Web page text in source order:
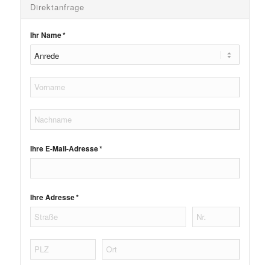
Direktanfrage
Ihr Name *
Ihre E-Mail-Adresse *
Ihre Adresse *